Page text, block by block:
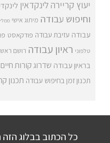
יעוץ קריירה לינקדאין
וחיפוש עבודה מיתוג אישי
עבודה עזיבת עבודה פודקאסט
טלפוני ראיון עבודה רושם
בראיון עבודה שדרוג קורות חיים
תכנון זמן בחיפוש עבודה תכנון
כל הכתוב בבלוג הזה